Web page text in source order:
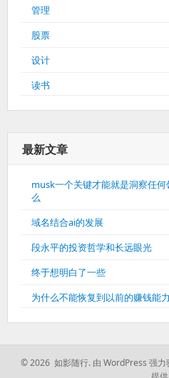
管理
股票
设计
读书
最新文章
musk一个关键才能就是洞察任
么
域名结合ai的发展
段永平的投资哲学和长远眼光
终于想明白了一些
为什么不能恢复到以前的赚钱能力
© 2026 如影随行. 由 WordPress 强力